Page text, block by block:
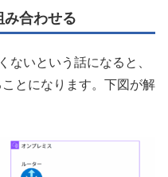
み合わせる
ないという話になると、
とになります。下図が解